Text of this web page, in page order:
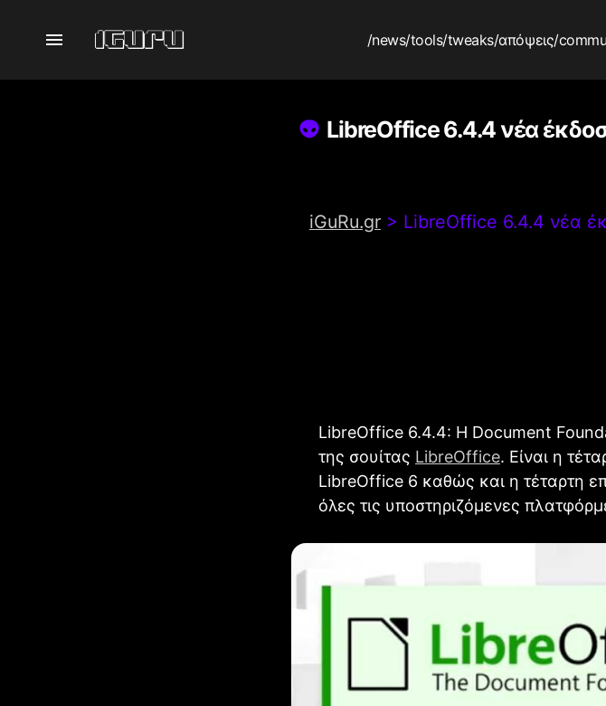
/news/tools/tweaks/απόψεις/
LibreOffice 6.4.4 νέα
iGuRu.gr > LibreOffice 6.4.4 νέα
LibreOffice 6.4.4: Η Document
της σουίτας LibreΟffice. Είναι η
LibreOffice 6 καθώς και η τέταρτη
όλες τις υποστηριζόμενες